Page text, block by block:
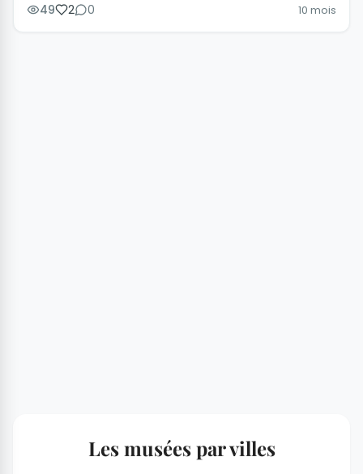
49 2 0 10 mois
Les musées par villes